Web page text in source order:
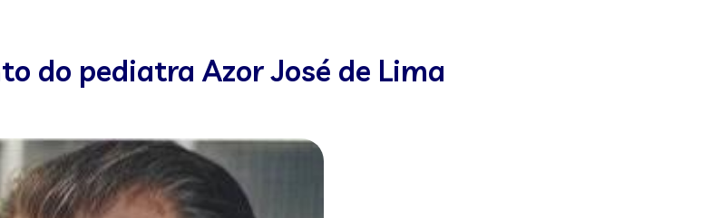
do pediatra Azor José de Lima